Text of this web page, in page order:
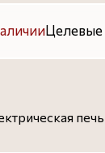
Целевые